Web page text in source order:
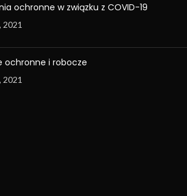
ochronne w związku z COVID-19
2021
ochronne i robocze
2021